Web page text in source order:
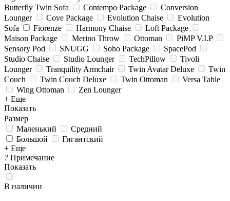
Butterfly Twin Sofa
Contempo Package
Conversion
Lounger
Cove Package Evolution Chaise
Evolution
Sofa
Fiorenze Harmony Chaise
Loft Package
Maison Package
Merino Throw Ottoman
PiMP V.I.P
Sensory Pod
SNUGG Soho Package
SpacePod
Studio Chaise
Studio Lounger TechPillow
Tivoli
Lounger
Tranquility Armchair Twin Avatar Deluxe
Twin
Couch
Twin Couch Deluxe Twin Ottoman
Versa Table
Wing Ottoman
Zen Lounger
+ Еще
Показать
Размер
Маленький
Средний
Большой
Гигантский
+ Еще
? Примечание
Показать
В наличии